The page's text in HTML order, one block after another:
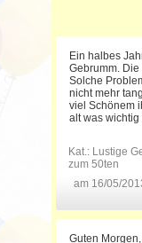
Ein halbes
Gebrumm.
Solche
nicht mehr
viel Schönem
alt was wichtig
Kat.: Lustige
zum 50ten
am 16/05/
Guten